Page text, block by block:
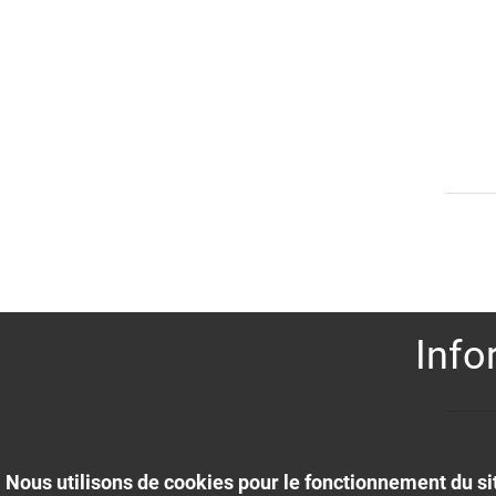
CARACTÉRISTIQUE DE RÉGLAGE
CHEMIN DE REMPLACEMENT RADIO (GSM)
Nous utilisons de cookies pour le fonctionnement du